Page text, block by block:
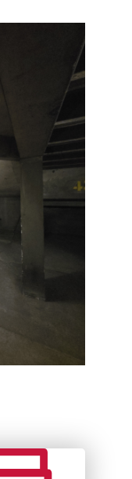
Nos
Nous